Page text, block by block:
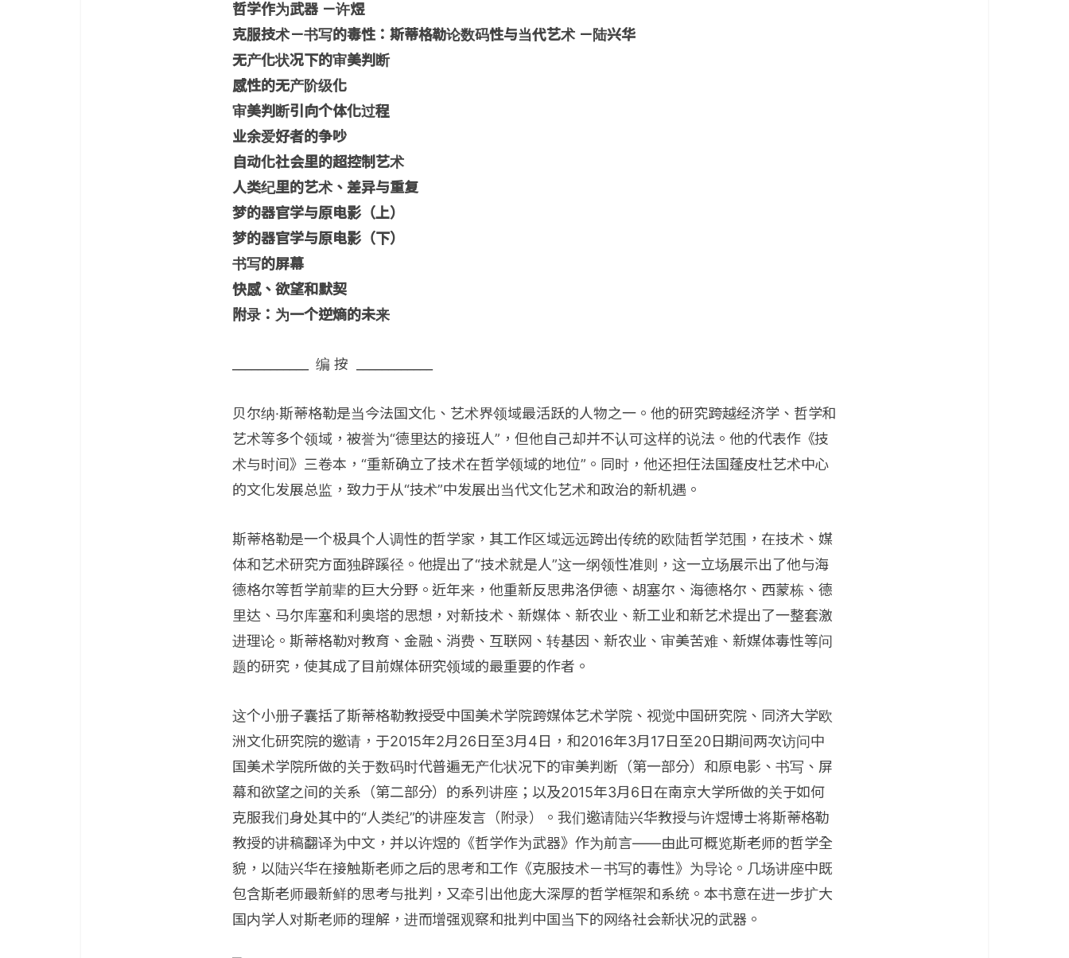
哲学作为武器 －许煜
克服技术－书写的毒性：斯蒂格勒论数码性与当代艺术 －陆兴华
无产化状况下的审美判断
感性的无产阶级化
审美判断引向个体化过程
业余爱好者的争吵
自动化社会里的超控制艺术
人类纪里的艺术、差异与重复
梦的器官学与原电影（上）
梦的器官学与原电影（下）
书写的屏幕
快感、欲望和默契
附录：为一个逆熵的未来
____________ 编 按 ____________
贝尔纳·斯蒂格勒是当今法国文化、艺术界领域最活跃的人物之一。他的研究跨越经济学、哲学和
艺术等多个领域，被誉为“德里达的接班人”，但他自己却并不认可这样的说法。他的代表作《技
术与时间》三卷本，“重新确立了技术在哲学领域的地位”。同时，他还担任法国蓬皮杜艺术中心
的文化发展总监，致力于从“技术”中发展出当代文化艺术和政治的新机遇。
斯蒂格勒是一个极具个人调性的哲学家，其工作区域远远跨出传统的欧陆哲学范围，在技术、媒
体和艺术研究方面独辟蹊径。他提出了“技术就是人”这一纲领性准则，这一立场展示出了他与海
德格尔等哲学前辈的巨大分野。近年来，他重新反思弗洛伊德、胡塞尔、海德格尔、西蒙栋、德
里达、马尔库塞和利奥塔的思想，对新技术、新媒体、新农业、新工业和新艺术提出了一整套激
进理论。斯蒂格勒对教育、金融、消费、互联网、转基因、新农业、审美苦难、新媒体毒性等问
题的研究，使其成了目前媒体研究领域的最重要的作者。
这个小册子囊括了斯蒂格勒教授受中国美术学院跨媒体艺术学院、视觉中国研究院、同济大学欧
洲文化研究院的邀请，于2015年2月26日至3月4日，和2016年3月17日至20日期间两次访问中
国美术学院所做的关于数码时代普遍无产化状况下的审美判断（第一部分）和原电影、书写、屏
幕和欲望之间的关系（第二部分）的系列讲座；以及2015年3月6日在南京大学所做的关于如何
克服我们身处其中的“人类纪”的讲座发言（附录）。我们邀请陆兴华教授与许煜博士将斯蒂格勒
教授的讲稿翻译为中文，并以许煜的《哲学作为武器》作为前言——由此可概览斯老师的哲学全
貌，以陆兴华在接触斯老师之后的思考和工作《克服技术－书写的毒性》为导论。几场讲座中既
包含斯老师最新鲜的思考与批判，又牵引出他庞大深厚的哲学框架和系统。本书意在进一步扩大
国内学人对斯老师的理解，进而增强观察和批判中国当下的网络社会新状况的武器。